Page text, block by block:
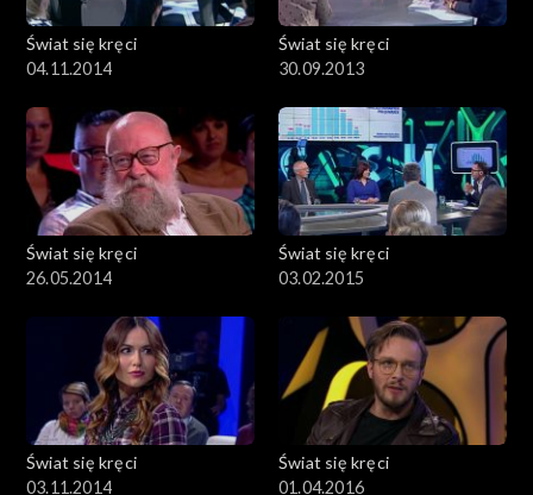
Świat się kręci
04.11.2014
Świat się kręci
30.09.2013
Świat się kręci
26.05.2014
Świat się kręci
03.02.2015
Świat się kręci
03.11.2014
Świat się kręci
01.04.2016